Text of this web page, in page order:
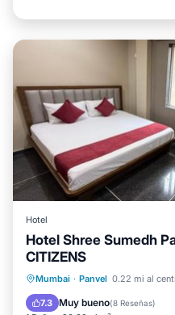
Hotel
Hotel Shree Sumedh
CITIZENS
Mumbai · Panvel 0.22 mi al
7.3 Muy bueno(8 Reseñas)
Aparcamiento
Aire acondicionado